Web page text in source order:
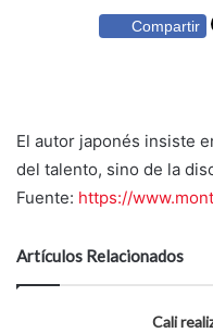
Compartir
El autor japonés insiste
del talento, sino de la
Fuente: https://
Artículos Relacionados
Cali